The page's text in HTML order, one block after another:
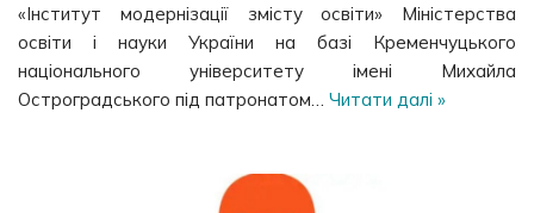
«Інститут модернізації змісту освіти» Міністерства
освіти і науки України на базі Кременчуцького
національного університету імені Михайла
Остроградського під патронатом… Читати далі »